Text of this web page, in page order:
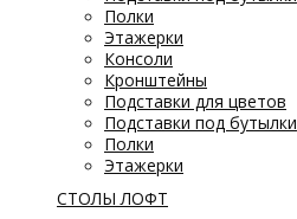
Полки
Этажерки
Консоли
Кронштейны
Подставки для цветов
Подставки под бутылки
Полки
Этажерки
СТОЛЫ ЛОФТ